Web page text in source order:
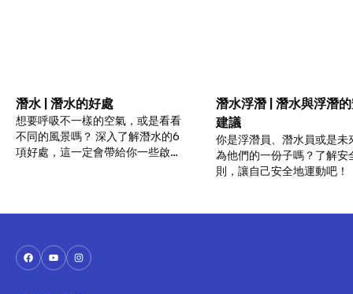
潛水 | 潛水的好處
想要呼吸不一樣的空氣，或是看看
不同的風景嗎？ 深入了解潛水的6
項好處，這一定會帶給你一些啟
潛水浮潛 | 潛水與浮潛
建議
你是浮潛員、潛水員或是未
為他們的一份子嗎？了解安
則，讓自己安全地運動吧！